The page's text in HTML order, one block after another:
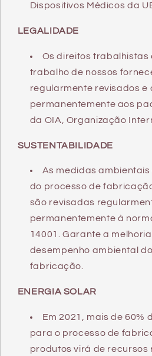
Dispositivos Médicos da
LEGALIDADE
Os direitos trabalhistas
trabalho de nossos
regularmente revisados e
permanentemente aos
da OIA, Organização
SUSTENTABILIDADE
As medidas
do processo de
são revisadas
permanentemente à
14001. Garante a
desempenho ambiental
fabricação.
ENERGIA SOLAR
Em 2021, mais de 60%
para o processo de
produtos virá de recursos